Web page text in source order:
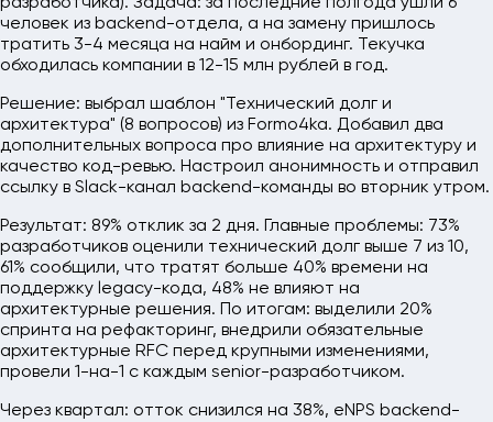
разработчика). Задача: за последние полгода ушли 6
человек из backend-отдела, а на замену пришлось
тратить 3-4 месяца на найм и онбординг. Текучка
обходилась компании в 12-15 млн рублей в год.
Решение: выбрал шаблон "Технический долг и
архитектура" (8 вопросов) из Formo4ka. Добавил два
дополнительных вопроса про влияние на архитектуру и
качество код-ревью. Настроил анонимность и отправил
ссылку в Slack-канал backend-команды во вторник утром.
Результат: 89% отклик за 2 дня. Главные проблемы: 73%
разработчиков оценили технический долг выше 7 из 10,
61% сообщили, что тратят больше 40% времени на
поддержку legacy-кода, 48% не влияют на
архитектурные решения. По итогам: выделили 20%
спринта на рефакторинг, внедрили обязательные
архитектурные RFC перед крупными изменениями,
провели 1-на-1 с каждым senior-разработчиком.
Через квартал: отток снизился на 38%, eNPS backend-